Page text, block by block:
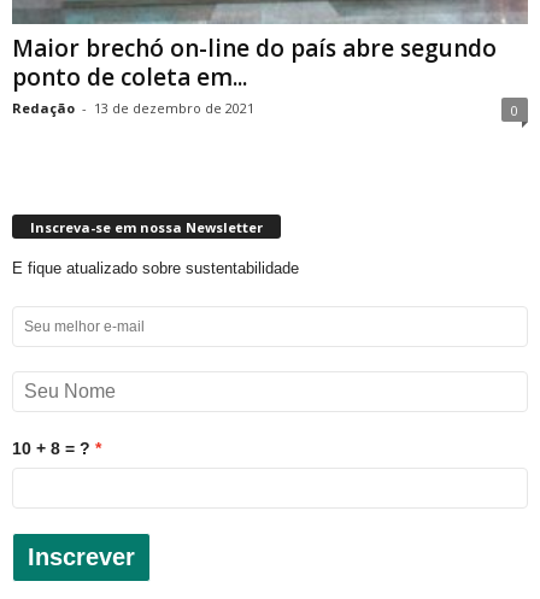
Maior brechó on-line do país abre segundo
ponto de coleta em...
Redação - 13 de dezembro de 2021 0
Inscreva-se em nossa Newsletter
E fique atualizado sobre sustentabilidade
10 + 8 = ?
Inscrever